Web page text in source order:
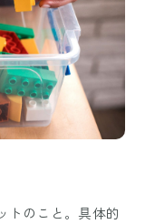
トのこと。具体的